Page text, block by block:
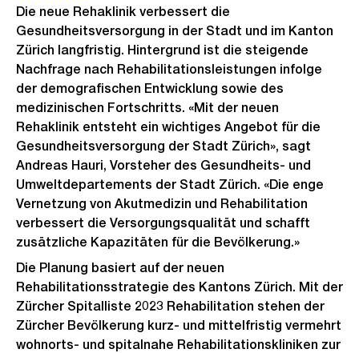
Die neue Rehaklinik verbessert die
Gesundheitsversorgung in der Stadt und im Kanton
Zürich langfristig. Hintergrund ist die steigende
Nachfrage nach Rehabilitationsleistungen infolge
der demografischen Entwicklung sowie des
medizinischen Fortschritts. «Mit der neuen
Rehaklinik entsteht ein wichtiges Angebot für die
Gesundheitsversorgung der Stadt Zürich», sagt
Andreas Hauri, Vorsteher des Gesundheits- und
Umweltdepartements der Stadt Zürich. «Die enge
Vernetzung von Akutmedizin und Rehabilitation
verbessert die Versorgungsqualität und schafft
zusätzliche Kapazitäten für die Bevölkerung.»
Die Planung basiert auf der neuen
Rehabilitationsstrategie des Kantons Zürich. Mit der
Zürcher Spitalliste 2023 Rehabilitation stehen der
Zürcher Bevölkerung kurz- und mittelfristig vermehrt
wohnorts- und spitalnahe Rehabilitationskliniken zur